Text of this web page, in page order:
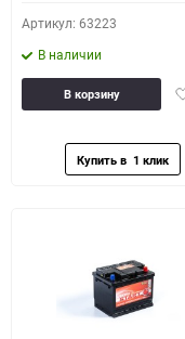
Артикул: 63223
В наличии
В корзину